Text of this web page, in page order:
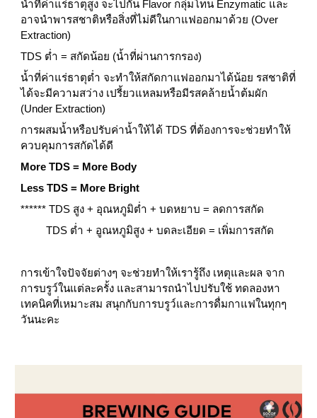
น้ำที่ค่าแร่ธาตุสูง จะไปกัน Flavor กลุ่มโทน Enzymatic และ
อาจนำพารสชาติหรือสิ่งที่ไม่ดีในกาแฟออกมาด้วย (Over
Extraction)
TDS ต่ำ = สกัดน้อย (น้ำที่ผ่านการกรอง)
น้ำที่ค่าแร่ธาตุต่ำ จะทำให้สกัดกาแฟออกมาได้น้อย รสชาติที่
ได้จะมีความสว่าง เปรี้ยวแหลมหรือมีรสคล้ายน้ำต้มผัก
(Under Extraction)
การผสมน้ำหรือปรับค่าน้ำให้ได้ TDS ที่ต้องการจะช่วยทำให้
ควบคุมการสกัดได้ดี
More TDS = More Body
Less TDS = More Bright
****** TDS สูง + อุณหภูมิต่ำ + บดหยาบ = ลดการสกัด
         TDS ต่ำ + อูณหภูมิสูง + บดละเอียด = เพิ่มการสกัด
การเข้าใจปัจจัยต่างๆ จะช่วยทำให้เรารู้ถึง เหตุและผล จาก
การบรูว์ในแต่ละครั้ง และสามารถนำไปปรับใช้ ทดลองหา
เทคนิคที่เหมาะสม สนุกกับการบรูว์และการดื่มกาแฟในทุกๆ
วันนะคะ